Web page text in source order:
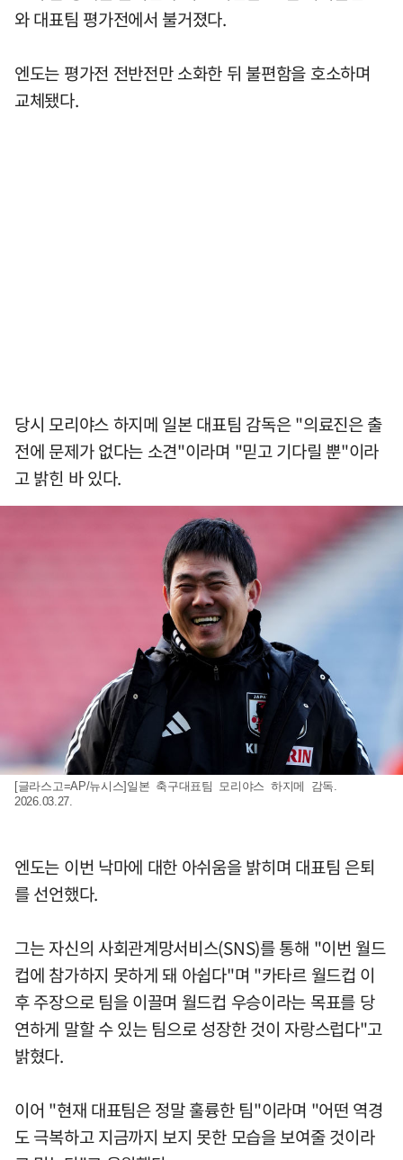
와 대표팀 평가전에서 불거졌다.
엔도는 평가전 전반전만 소화한 뒤 불편함을 호소하며
교체됐다.
당시 모리야스 하지메 일본 대표팀 감독은 "의료진은 출
전에 문제가 없다는 소견"이라며 "믿고 기다릴 뿐"이라
고 밝힌 바 있다.
[글라스고=AP/뉴시스]일본 축구대표팀 모리야스 하지메 감독.
2026.03.27.
엔도는 이번 낙마에 대한 아쉬움을 밝히며 대표팀 은퇴
를 선언했다.
그는 자신의 사회관계망서비스(SNS)를 통해 "이번 월드
컵에 참가하지 못하게 돼 아쉽다"며 "카타르 월드컵 이
후 주장으로 팀을 이끌며 월드컵 우승이라는 목표를 당
연하게 말할 수 있는 팀으로 성장한 것이 자랑스럽다"고
밝혔다.
이어 "현재 대표팀은 정말 훌륭한 팀"이라며 "어떤 역경
도 극복하고 지금까지 보지 못한 모습을 보여줄 것이라